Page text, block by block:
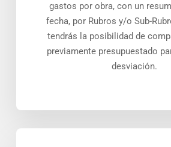
gastos por obra, con un
fecha, por Rubros y/o Sub-
tendrás la posibilidad de
previamente presupuestado
desviación.